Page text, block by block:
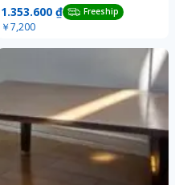
1.353.600 ₫ Freeship
￥7,200